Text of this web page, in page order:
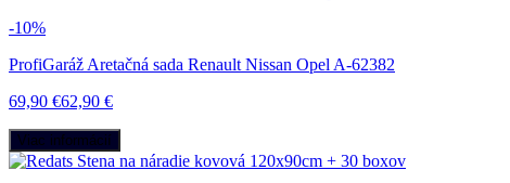
-10%
ProfiGaráž Aretačná sada Renault Nissan Opel A-62382
69,90 €62,90 €
Viac informácií